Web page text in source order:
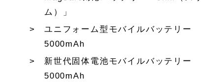
ム）」
ユニフォーム型モバイルバッテリー
5000mAh
新世代固体電池モバイルバッテリー
5000mAh